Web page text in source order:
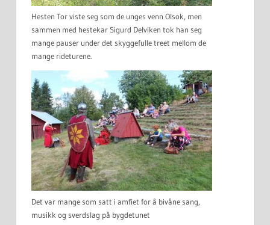
Hesten Tor viste seg som de unges venn Olsok, men
sammen med hestekar Sigurd Delviken tok han seg
mange pauser under det skyggefulle treet mellom de
mange rideturene.
Det var mange som satt i amfiet for å bivåne sang,
musikk og sverdslag på bygdetunet